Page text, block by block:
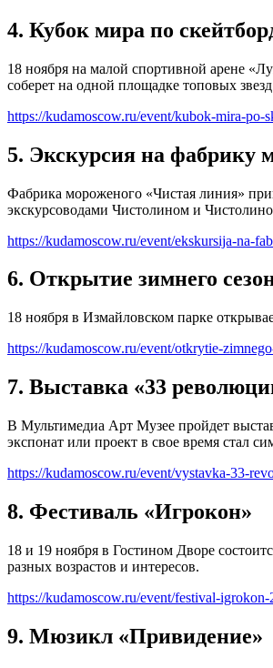
4. Кубок мира по
18 ноября на малой спортивной арене
соберет на одной площадке топовых
https://kudamoscow.ru/event/kubok-mira-po-
5. Экскурсия на фабрику
Фабрика мороженого «Чистая линия»
экскурсоводами Чистолином и
https://kudamoscow.ru/event/ekskursija-na-
6. Открытие зимнего
18 ноября в Измайловском парке
https://kudamoscow.ru/event/otkrytie-
7. Выставка «33
В Мультимедиа Арт Музее пройдет
экспонат или проект в свое время стал
https://kudamoscow.ru/event/vystavka-33-
8. Фестиваль «Игрокон»
18 и 19 ноября в Гостином Дворе
разных возрастов и интересов.
https://kudamoscow.ru/event/festival-igrokon-
9. Мюзикл «Привидение»